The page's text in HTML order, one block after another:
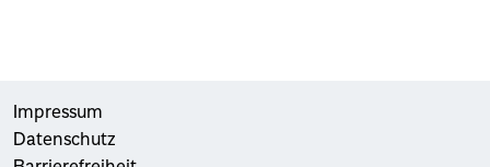
Impressum
Datenschutz